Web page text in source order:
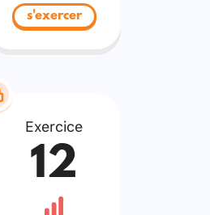
s'exercer
Exercice
12